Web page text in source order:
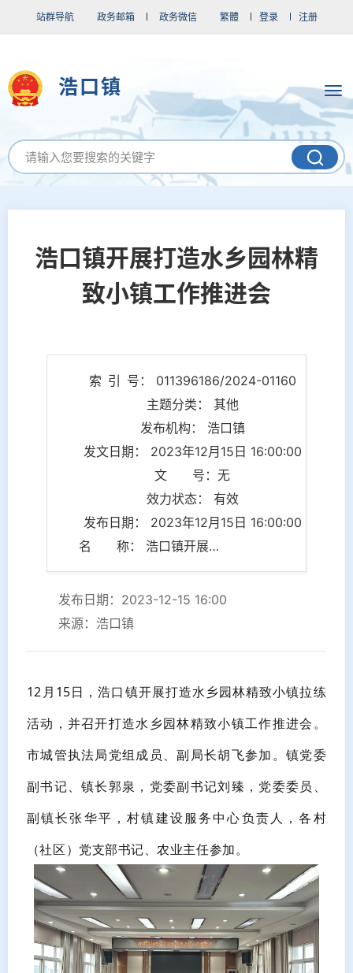
站群导航 政务邮箱 政务微信 繁體 登录 注册
浩口镇
浩口镇开展打造水乡园林精
致小镇工作推进会
索 引 号： 011396186/2024-01160
主题分类： 其他
发布机构： 浩口镇
发文日期： 2023年12月15日 16:00:00
文 号：无
效力状态： 有效
发布日期： 2023年12月15日 16:00:00
名 称： 浩口镇开展打造水乡园林精致小镇工作推进会
发布日期：2023-12-15 16:00
来源：浩口镇
12月15日，浩口镇开展打造水乡园林精致小镇拉练
活动，并召开打造水乡园林精致小镇工作推进会。
市城管执法局党组成员、副局长胡飞参加。镇党委
副书记、镇长郭泉，党委副书记刘臻，党委委员、
副镇长张华平，村镇建设服务中心负责人，各村
（社区）党支部书记、农业主任参加。